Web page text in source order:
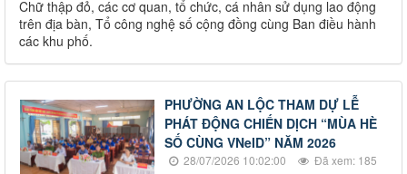
Chữ thập đỏ, các cơ quan, tổ chức, cá nhân sử dụng lao động
trên địa bàn, Tổ công nghệ số cộng đồng cùng Ban điều hành
các khu phố.
PHƯỜNG AN LỘC THAM DỰ LỄ
PHÁT ĐỘNG CHIẾN DỊCH “MÙA HÈ
SỐ CÙNG VNeID” NĂM 2026
28/07/2026 10:02:00 Đã xem: 185